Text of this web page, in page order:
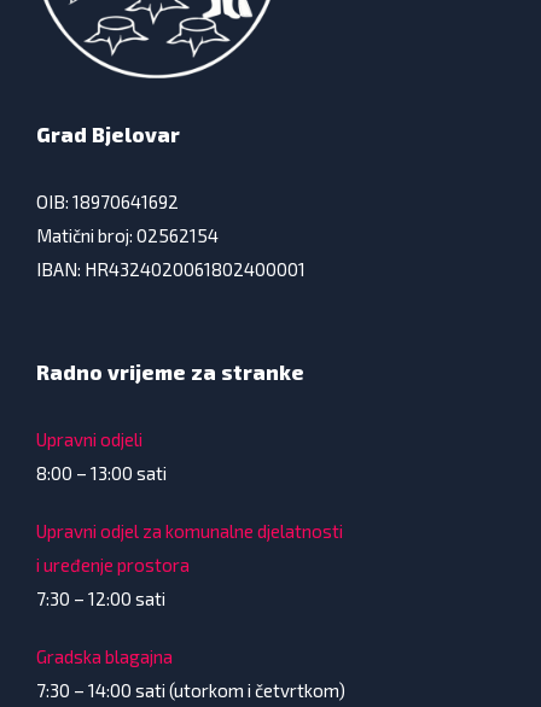
Grad Bjelovar
OIB: 18970641692
Matični broj: 02562154
IBAN: HR4324020061802400001
Radno vrijeme za stranke
Upravni odjeli
8:00 – 13:00 sati
Upravni odjel za komunalne djelatnosti
i uređenje prostora
7:30 – 12:00 sati
Gradska blagajna
7:30 – 14:00 sati (utorkom i četvrtkom)